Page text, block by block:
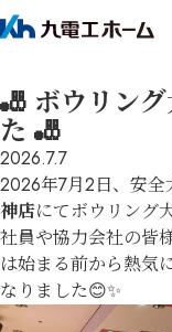
🎳 ボウリン
た 🎳
2026.7.7
2026年7月2日、安全
神店にてボウリング
社員や協力会社の皆
は始まる前から熱気
なりました😊✨